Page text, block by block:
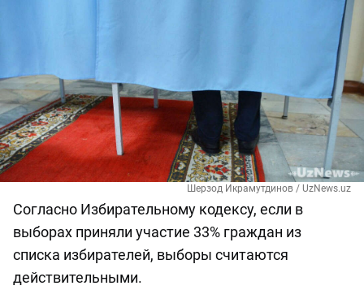
Шерзод Икрамутдинов / UzNews.uz
Согласно Избирательному кодексу, если в
выборах приняли участие 33% граждан из
списка избирателей, выборы считаются
действительными.